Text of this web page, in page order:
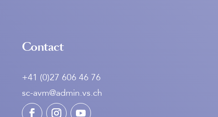
Contact
+41 (0)27 606 46 76
sc-avm@admin.vs.ch